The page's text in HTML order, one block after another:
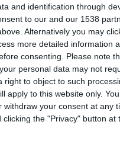
and identification through
to our and our 1538
Alternatively you may
more detailed information
consenting. Please note
personal data may not
right to object to such
apply to this website only.
withdraw your consent at any
clicking the "Privacy" button at
saison 2026-2027
tandis que la dernière
le week-end du 13 décembre.
après la trêve de Noël
mais la LFP indique
1erjanvier.
levées du Championnat,
29 mai 2027. Aucune journée